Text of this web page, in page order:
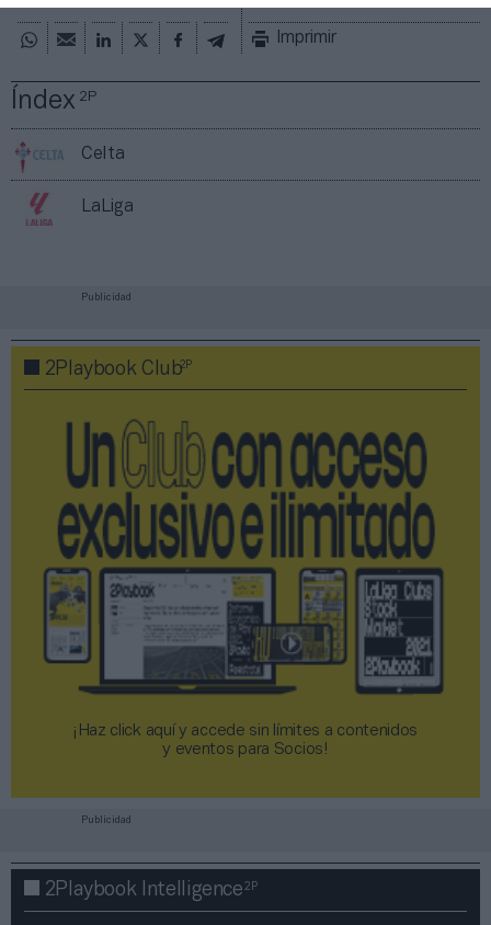
Índex2P
Celta
LaLiga
Imprimir
Publicidad
2Playbook Club2P
¡Haz click aquí y accede sin límites a contenidos
y eventos para Socios!​​​​​​​
Publicidad
2Playbook Intelligence2P